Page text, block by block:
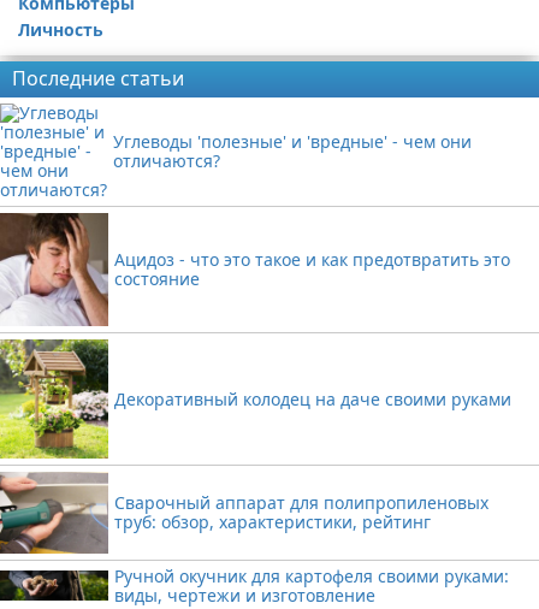
Личность
Последние статьи
Углеводы 'полезные' и 'вредные' - чем они
отличаются?
Ацидоз - что это такое и как предотвратить это
состояние
Декоративный колодец на даче своими руками
Сварочный аппарат для полипропиленовых
труб: обзор, характеристики, рейтинг
Ручной окучник для картофеля своими руками:
виды, чертежи и изготовление